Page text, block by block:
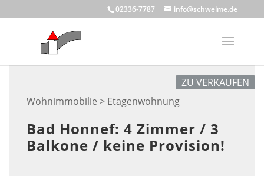
to
02336-7787 info@schwelme.de
Wohnimmobilie > Etagenwohnung
ZU VERKAUFEN
Bad Honnef: 4 Zimmer / 3
Balkone / keine Provision!